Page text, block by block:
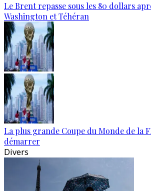
Le Brent repasse sous les 80 dollars
Washington et Téhéran
La plus grande Coupe du Monde de la
démarrer
Divers